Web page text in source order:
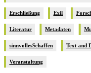
Erschließung Exil
Literatur Metadaten
sinnvollesSchaffen Text and
Veranstaltung